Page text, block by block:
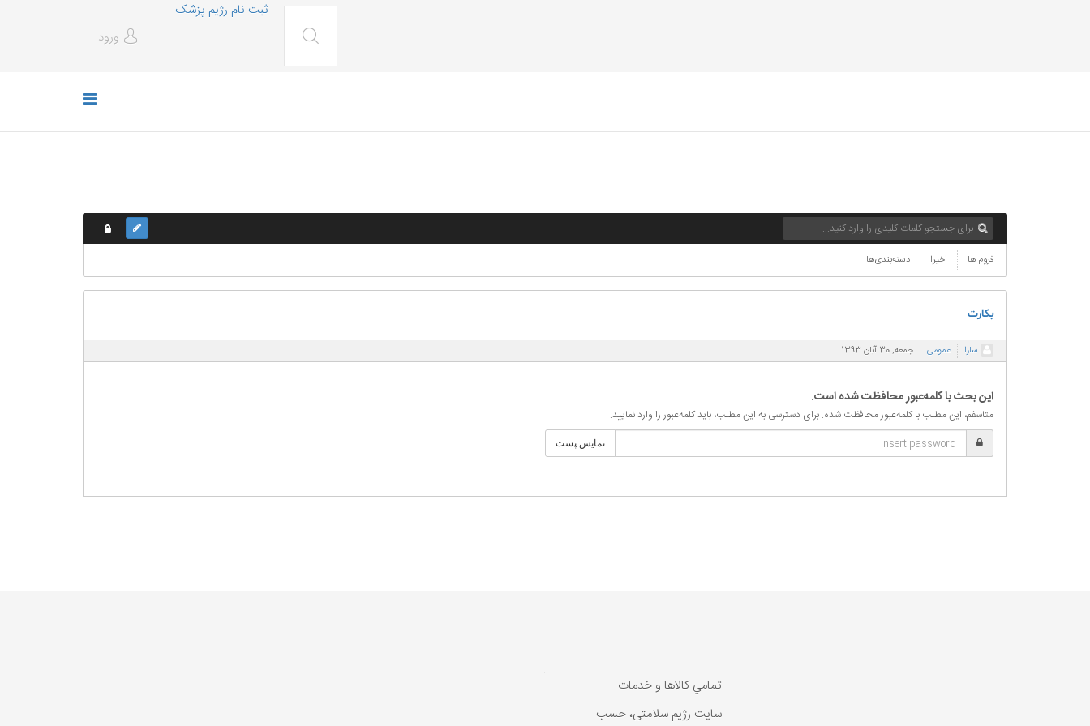
ثبت نام رژیم پزشک
ورود
فروم ها اخیرا دسته‌بندی‌ها
بکارت
سارا عمومی جمعه, 30 آبان 1393
این بحث با کلمه‌عبور محافظت شده است.
متاسفم، این مطلب با کلمه‌عبور محافظت شده. برای دسترسی به این مطلب، باید کلمه‌عبور را وارد نمایید.
تمامي كالاها و خدمات
سایت رژیم سلامتی، حسب